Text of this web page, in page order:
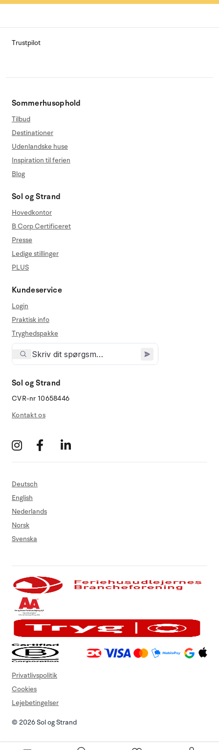
Trustpilot
Sommerhusophold
Tilbud
Destinationer
Udenlandske huse
Inspiration til ferien
Blog
Sol og Strand
Hovedkontor
B Corp Certificeret
Presse
Ledige stillinger
PLUS
Kundeservice
Login
Praktisk info
Tryghedspakke
Sol og Strand
CVR-nr 10658446
Kontakt os
Deutsch
English
Nederlands
Norsk
Svenska
© 2026 Sol og Strand
Privatlivspolitik
Cookies
Lejebetingelser